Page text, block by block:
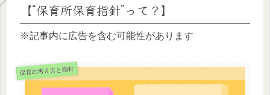
【“保育所保育指針”って？】
※記事内に広告を含む可能性があります
保育の考え方と指針